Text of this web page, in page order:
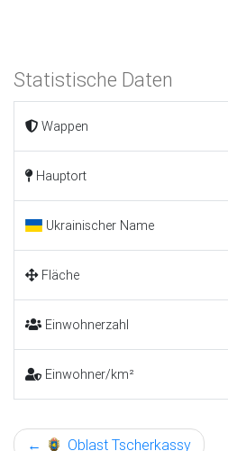
Statistische Daten
Wappen
Hauptort
Ukrainischer Name
Fläche
Einwohnerzahl
Einwohner/km²
← Oblast Tscherkassy